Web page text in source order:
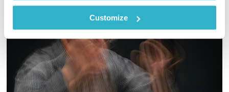
Customize